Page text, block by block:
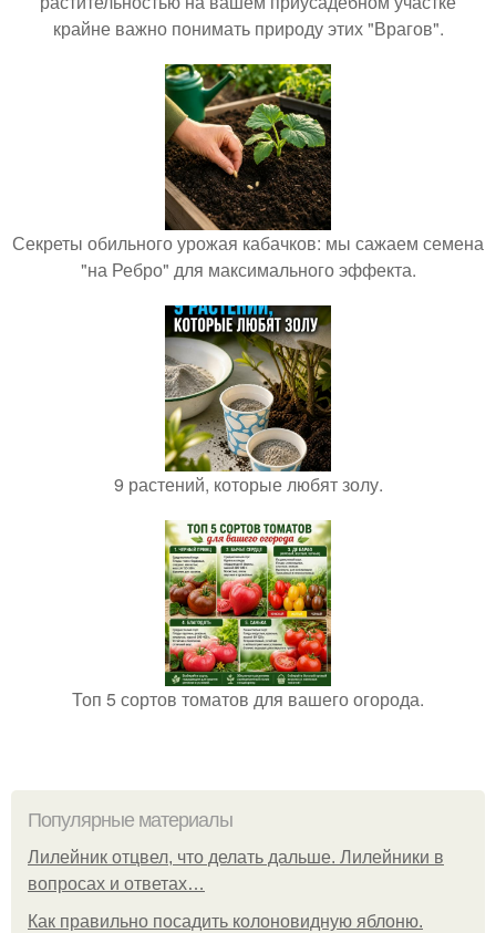
крайне важно понимать природу этих "Врагов".
Секреты обильного урожая кабачков: мы сажаем семена
"на Ребро" для максимального эффекта.
9 растений, которые любят золу.
Топ 5 сортов томатов для вашего огорода.
Популярные материалы
Лилейник отцвел, что делать дальше. Лилейники в
вопросах и ответах…
Как правильно посадить колоновидную яблоню.